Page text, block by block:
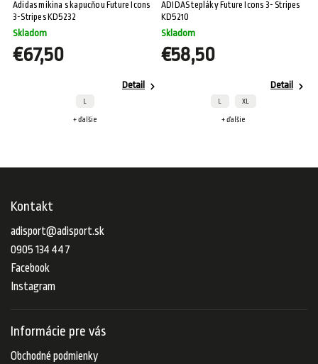
Adidas mikina s kapucňou Future Icons
3-Stripes KD5232
Skladom
€67,50
Detail
L
+ ďalšie
ADIDAS tepláky Future Icons 3- Stripes
KD5210
Skladom
€58,50
Detail
L XL
+ ďalšie
Kontakt
adisport@adisport.sk
0905 134 447
Facebook
Instagram
Informácie pre vás
Obchodné podmienky